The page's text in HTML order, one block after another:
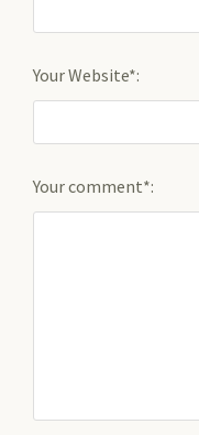
Your Website*:
Your comment*: